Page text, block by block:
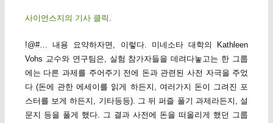
사이언스지의 기사 클릭
!@#… 내용 요약하자면, 이렇다. 미네소타 대학의 Kathleen
Vohs 교수와 연구팀은, 실험 참가자들을 데려다놓고는 한 그룹
에는 다른 과제를 주어주기 전에 돈과 관련된 사전 자극을 주었
다 (돈에 관한 에세이를 읽게 하든지, 여러가지 돈이 그려진 포
스터를 보게 하든지, 기타등등). 그 뒤 퍼즐 풀기 과제라든지, 설
문지 등을 풀게 했다. 그 결과 사전에 돈을 떠올리게 했던 그룹